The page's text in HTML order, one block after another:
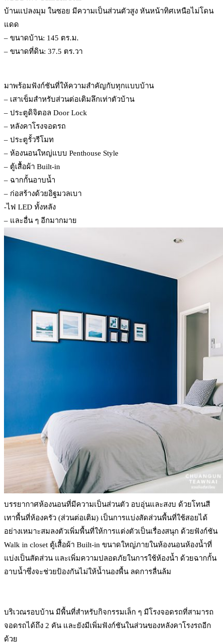
บ้านแปลงมุม ในซอย มีความเป็นส่วนตัวสูง หันหน้าทิศเหนือไม่โดน
แดด
– ขนาดบ้าน: 145 ตร.ม.
– ขนาดที่ดิน: 37.5 ตร.วา
มาพร้อมฟังก์ชันที่ให้ความสำคัญกับทุกแบบบ้าน
– เสาเข็มสำหรับส่วนต่อเติมลึกเท่าตัวบ้าน
– ประตูดิจิตอล Door Lock
– หลังคาโรงจอดรถ
– ประตูรั้วรีโมท
– ห้องนอนใหญ่แบบ Penthouse Style
– ตู้เสื้อผ้า Built-in
– ฉากกั้นอาบน้ำ
– ก่อสร้างด้วยอิฐมวลเบา
-ไฟ LED ทั้งหลัง
– และอื่น ๆ อีกมากมาย
บรรยากาศห้องนอนที่มีความเป็นส่วนตัว อบอุ่นและสงบ ด้วยโทนสี
เทาพื้นที่ห้องครัว (ส่วนต่อเติม) เป็นการแบ่งสัดส่วนพื้นที่ใช้สอยได้
อย่างเหมาะสมลงตัวเพิ่มพื้นที่ให้การแต่งตัวเป็นเรื่องสนุก ด้วยฟังก์ชัน
Walk in closet ตู้เสื้อผ้า Built-in ขนาดใหญ่ภายในห้องนอนห้องน้ำที่
แบ่งเป็นสัดส่วน และเพิ่มความปลอดภัยในการใช้ห้องน้ำ ด้วยฉากกั้น
อาบน้ำซึ่งจะช่วยป้องกันไม่ให้น้ำนองพื้น ลดการลื่นล้ม
บริเวณรอบบ้าน มีพื้นที่สำหรับกิจกรรมเล็ก ๆ มีโรงจอดรถที่สามารถ
จอดรถได้ถึง 2 คัน และยังมีเพิ่มฟังก์ชันในส่วนของหลังคาโรงรถอีก
ด้วย